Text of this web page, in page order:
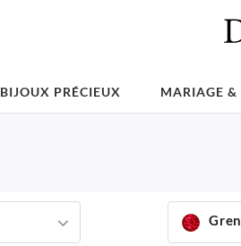
BIJOUX PRÉCIEUX MARIAGE &